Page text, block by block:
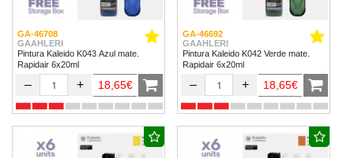
GA-46708
GAAHLERI
Pintura Kaleido K043 Azul mate.
Rapidair 6x20ml
– + 18,65€
GA-46692
GAAHLERI
Pintura Kaleido K042 Verde mate.
Rapidair 6x20ml
– + 18,65€